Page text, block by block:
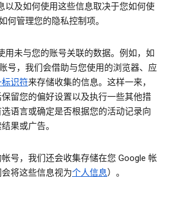
以及如何使用这些信息取决于您如何使
何管理您的隐私控制项。
用未与您的账号关联的数据。例如，如
号，我们会借助与您使用的浏览器、应
标识符来存储收集的信息。这样一来，
留您的偏好设置以及执行一些其他措
语言或确定是否根据您的活动记录向
果或广告。
号，我们还会收集存储在您 Google 帐
将这些信息视为个人信息）。